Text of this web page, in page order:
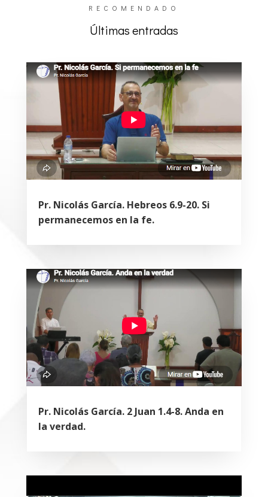
RECOMENDADO
Últimas entradas
Pr. Nicolás García. Hebreos 6.9-20. Si
permanecemos en la fe.
Pr. Nicolás García. 2 Juan 1.4-8. Anda en
la verdad.